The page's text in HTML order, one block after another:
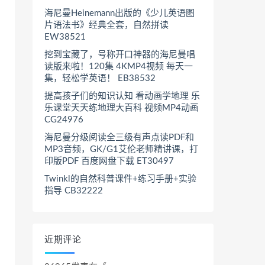
海尼曼Heinemann出版的《少儿英语图
片语法书》经典全套，自然拼读
EW38521
挖到宝藏了，号称开口神器的海尼曼唱
读版来啦！120集 4KMP4视频 每天一
集，轻松学英语！ EB38532
提高孩子们的知识认知 看动画学地理 乐
乐课堂天天练地理大百科 视频MP4动画
CG24976
海尼曼分级阅读全三级有声点读PDF和
MP3音频，GK/G1艾伦老师精讲课，打
印版PDF 百度网盘下载 ET30497
Twinkl的自然科普课件+练习手册+实验
指导 CB32222
近期评论